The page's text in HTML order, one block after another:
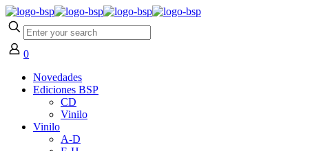
0
Novedades
Ediciones BSP
CD
Vinilo
Vinilo
A-D